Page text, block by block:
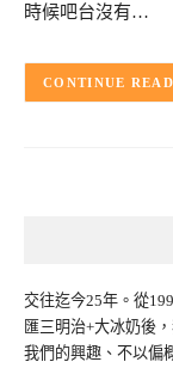
時候吧台沒有…
CONTINUE
交往迄今25年。從
匯三明治+大冰奶後
我們的興趣、不以偏